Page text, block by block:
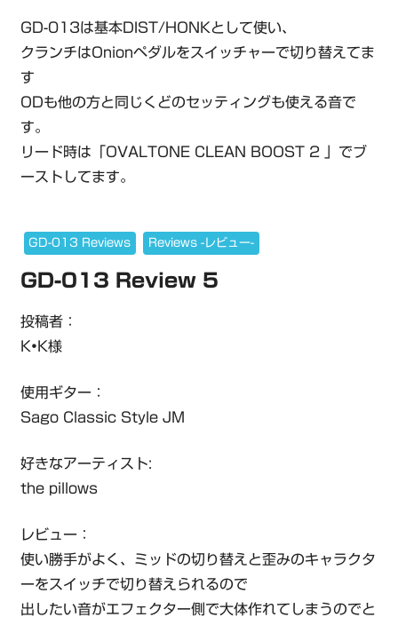
GD-013は基本DIST/HONKとして使い、
クランチはOnionペダルをスイッチャーで切り替えてま
す
ODも他の方と同じくどのセッティングも使える音で
す。
リード時は「OVALTONE CLEAN BOOST 2 」でブ
ーストしてます。
GD-013 Reviews Reviews -レビュー-
GD-013 Review 5
投稿者：
K•K様
使用ギター：
Sago Classic Style JM
好きなアーティスト:
the pillows
レビュー：
使い勝手がよく、ミッドの切り替えと歪みのキャラクタ
ーをスイッチで切り替えられるので
出したい音がエフェクター側で大体作れてしまうのでと